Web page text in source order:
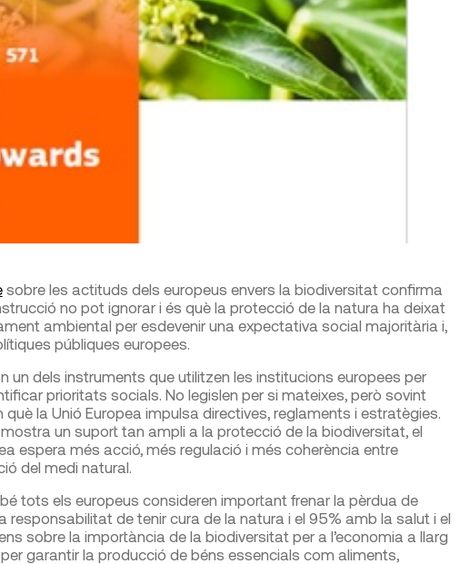
sobre les actituds dels europeus envers la biodiversitat confirma
no pot ignorar i és què la protecció de la natura ha deixat
ambiental per esdevenir una expectativa social majoritària i,
públiques europees.
un dels instruments que utilitzen les institucions europees per
prioritats socials. No legislen per si mateixes, però sovint
la Unió Europea impulsa directives, reglaments i estratègies.
un suport tan ampli a la protecció de la biodiversitat, el
espera més acció, més regulació i més coherència entre
del medi natural.
tots els europeus consideren important frenar la pèrdua de
responsabilitat de tenir cura de la natura i el 95% amb la salut i el
sobre la importància de la biodiversitat per a l’economia a llarg
garantir la producció de béns essencials com aliments,